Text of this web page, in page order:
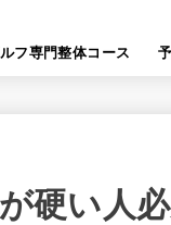
フ専門整体コース
硬い人